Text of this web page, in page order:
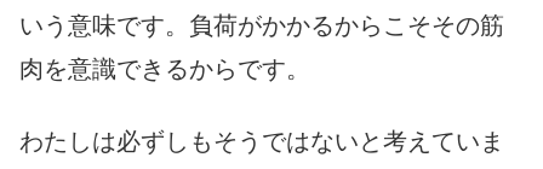
いう意味です。負荷がかかるからこそその筋
肉を意識できるからです。
わたしは必ずしもそうではないと考えていま